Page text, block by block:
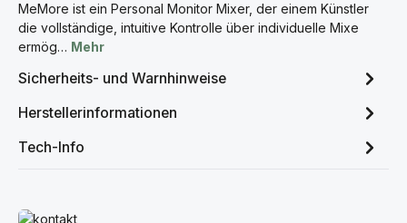
MeMore ist ein Personal Monitor Mixer, der einem Künstler
die vollständige, intuitive Kontrolle über individuelle Mixe
ermög… Mehr
Sicherheits- und Warnhinweise
Herstellerinformationen
Tech-Info
Mehr erfahren